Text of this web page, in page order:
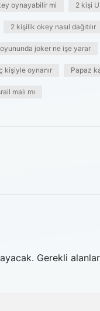
oynayabilir mi 2 kişi
2 kişilik okey nasıl dağıtılır
joker ne işe yarar
kişiyle oynanır Papaz
malı mı
Gerekli